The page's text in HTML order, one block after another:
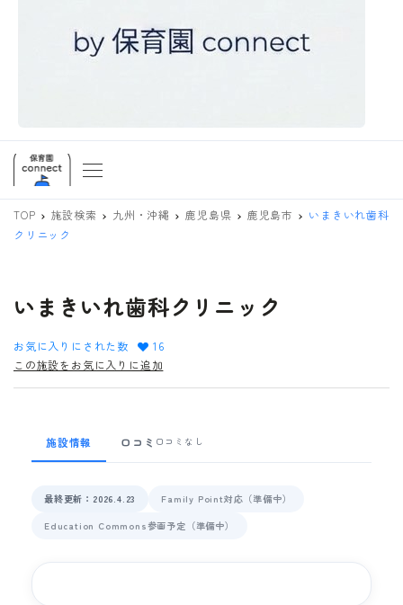
TOP 施設検索 九州・沖縄 鹿児島県 鹿児島市
いまきいれ歯科
クリニック
いまきいれ歯科クリニック
お気に入りにされた数
16
この施設をお気に入りに追加
施設情報 口コミ 口コミなし
最終更新：2026.4.23
Family Point対応（準備中）
Education Commons参画予定（準備中）